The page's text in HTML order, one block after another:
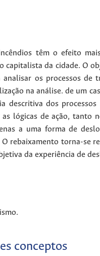
têm o efeito
da cidade. O
os processos de
na análise. de um
descritiva dos
lógicas de ação,
a uma forma de
rebaixamento torna-se
da experiência de
.
conceptos